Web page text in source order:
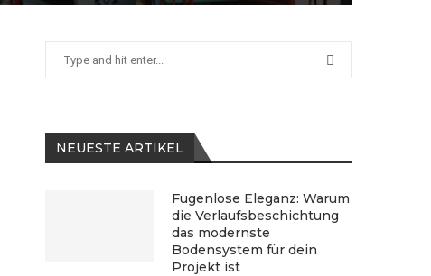
NEUESTE ARTIKEL
Fugenlose Eleganz: Warum
die Verlaufsbeschichtung
das modernste
Bodensystem für dein
Projekt ist